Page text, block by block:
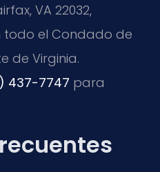
VA 22032,
todo el Condado de
de Virginia.
437-7747 para